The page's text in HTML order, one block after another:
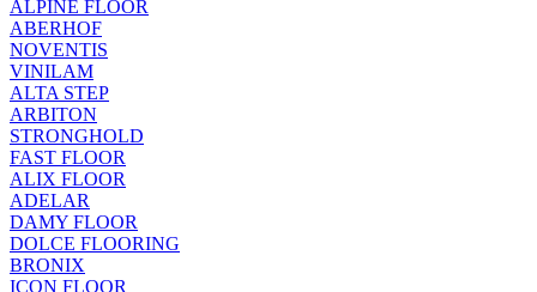
ALPINE FLOOR
ABERHOF
NOVENTIS
VINILAM
ALTA STEP
ARBITON
STRONGHOLD
FAST FLOOR
ALIX FLOOR
ADELAR
DAMY FLOOR
DOLCE FLOORING
BRONIX
ICON FLOOR